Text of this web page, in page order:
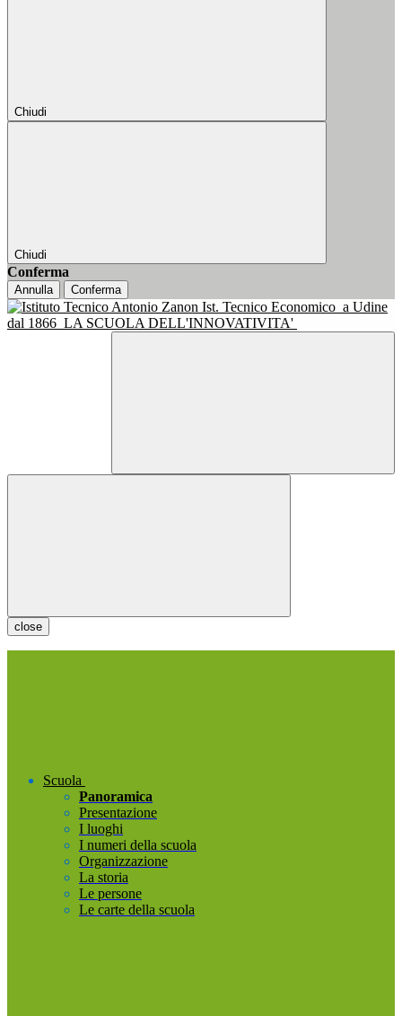
Chiudi
Chiudi
Conferma
Annulla Conferma
Ist. Tecnico Economico a Udine
dal 1866 LA SCUOLA DELL'INNOVATIVITA'
close
Scuola
Panoramica
Presentazione
I luoghi
I numeri della scuola
Organizzazione
La storia
Le persone
Le carte della scuola